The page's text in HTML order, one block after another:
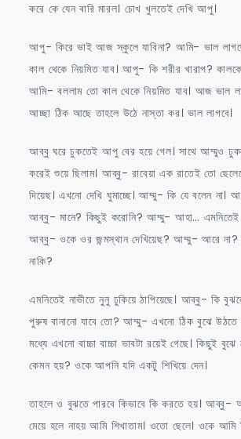
করে কে যেন বারি মারল। চোখ খুলতেই দেখি আপু।
আপু- কিরে ভাই আজ স্কুলে যাবিনা? আমি- ভাল
কাল থেকে নিয়মিত যাব। আপু- কি শরীর খারাপ?
আমি- বললাম তো কাল থেকে নিয়মিত যাব। আজ ভাল
আচ্ছা ঠিক আছে তাহলে উঠে নাস্তা কর। ভাল লাগবে।
আব্বু ঘরে ঢুকতেই আপু বের হয়ে গেল। সাথে আম্মুও
করেই শুয়ে ছিলাম। আব্বু- রাবেয়া এক রাতেই তো
দিয়েছ। এখনো দেখি ঘুমাচ্ছে। আম্মু- কি যে বলেন না।
আব্বু- মানে? কিছুই করোনি? আম্মু- আহা…
আব্বু- ওকে ওর জন্মস্থান দেখিয়েছ? আম্মু- আরে
নাকি?
এমনিতেই নাভীতে নুনু ঢুকিয়ে ঠাপিয়েছে। আব্বু- কি
পুরুষ বানানো যাবে তো? আম্মু- এখনো ঠিক বুঝে উঠতে
মধ্যে এখনো বাচ্চা বাচ্চা ভাবটা রয়েই গেছে। কিছুই
কেমন হয়? ওকে আপনি যদি একটু শিখিয়ে দেন।
তাহলে ও বুঝতে পারবে কিভাবে কি করতে হয়। আব্বু-
মেয়ে হলে নাহয় আমি শিখাতাম। ওতো ছেলে। ওকে আমি